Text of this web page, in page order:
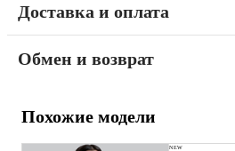
Доставка и оплата
Обмен и возврат
Похожие модели
NEW